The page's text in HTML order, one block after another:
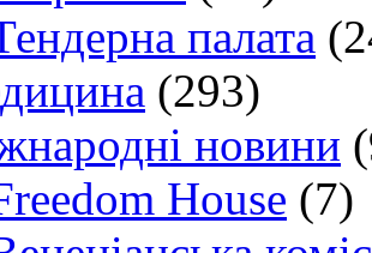
палата
(293)
новини
House (7)